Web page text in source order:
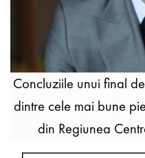
Concluziile unui final
dintre cele mai bune
din Regiunea